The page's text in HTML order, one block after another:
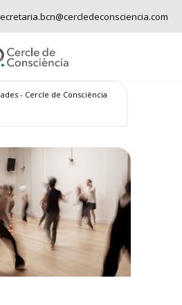
- Cercle de Consciència